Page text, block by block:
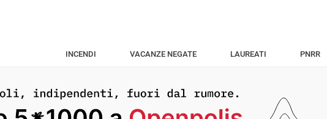
INCENDI VACANZE NEGATE LAUREATI PNRR